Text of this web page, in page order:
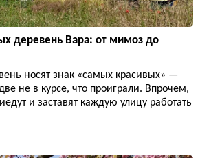
деревень Вара: от мимоз до
носят знак «самых красивых» —
не в курсе, что проиграли. Впрочем,
и заставят каждую улицу работать